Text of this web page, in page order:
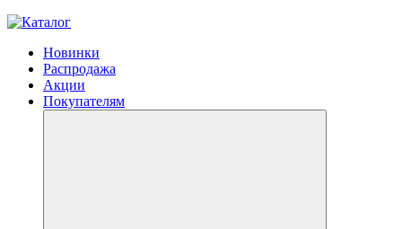
Новинки
Распродажа
Акции
Покупателям